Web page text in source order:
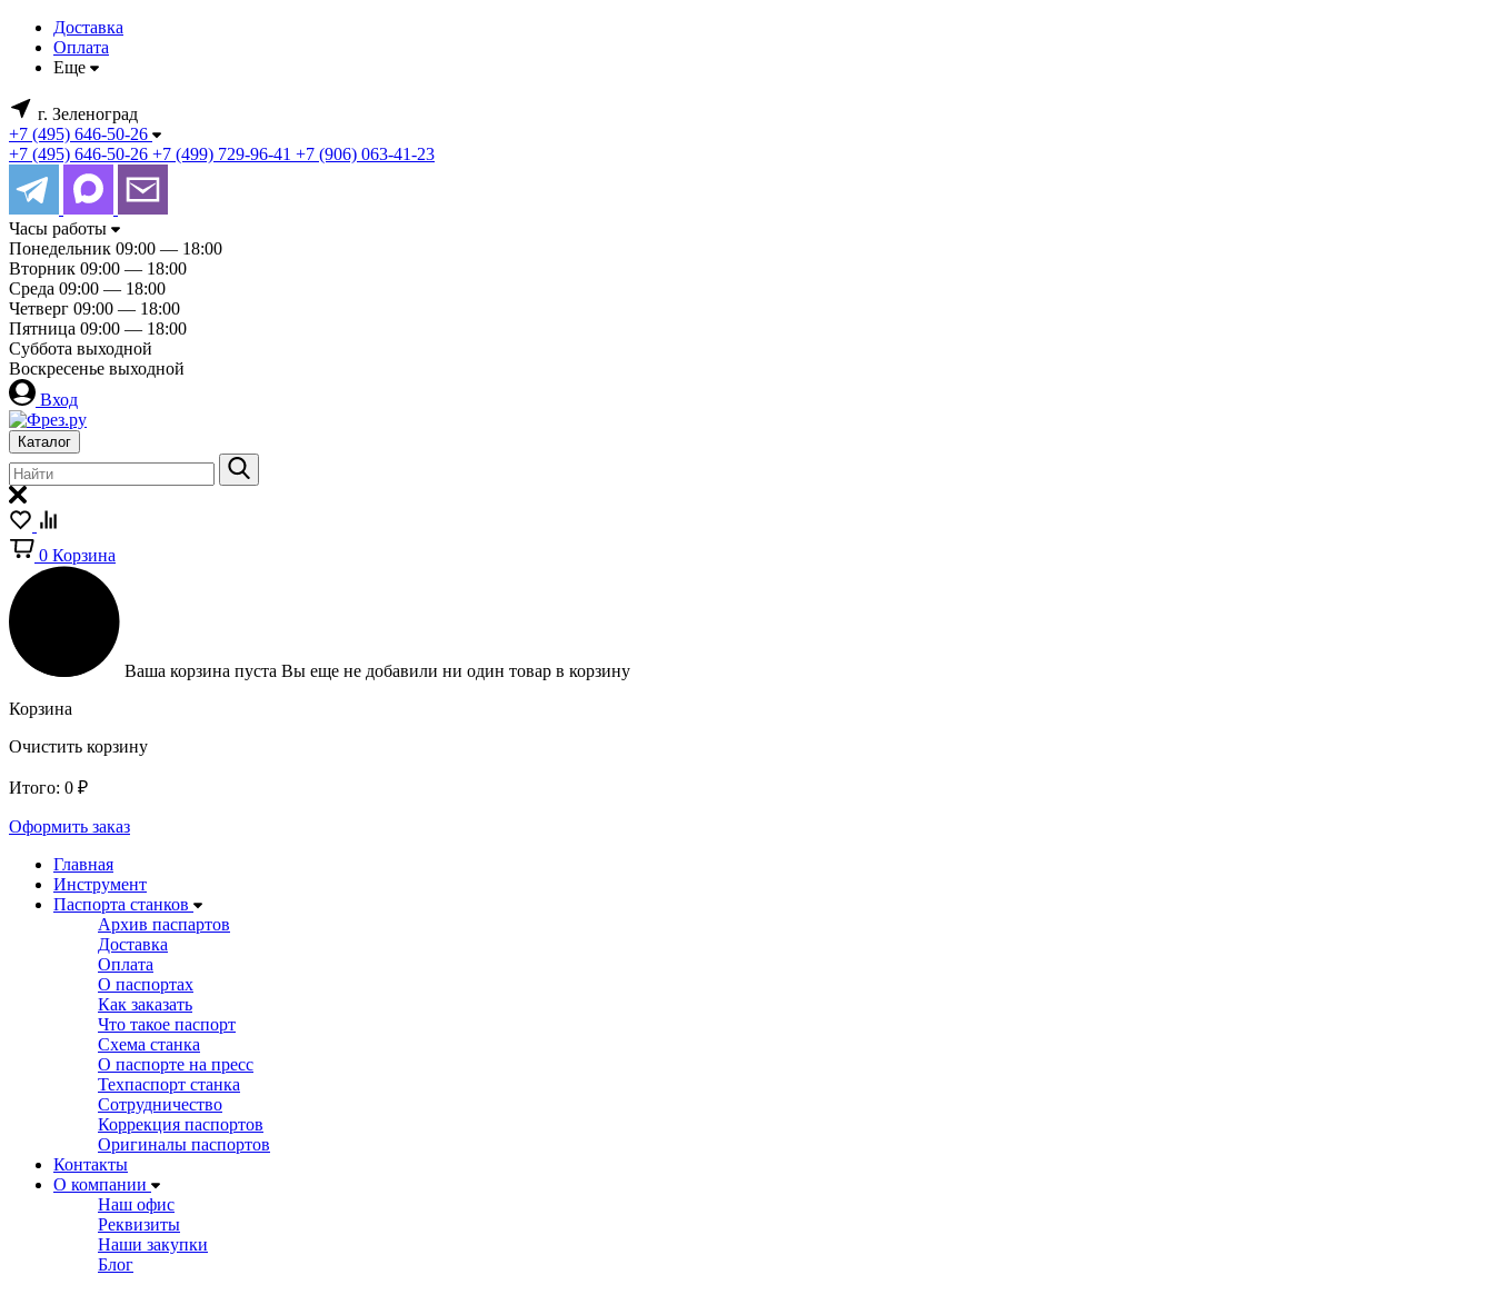
Доставка
Оплата
Еще
г. Зеленоград
+7 (495) 646-50-26
+7 (495) 646-50-26 +7 (499) 729-96-41 +7 (906) 063-41-23
Часы работы
Понедельник 09:00 — 18:00
Вторник 09:00 — 18:00
Среда 09:00 — 18:00
Четверг 09:00 — 18:00
Пятница 09:00 — 18:00
Суббота выходной
Воскресенье выходной
Вход
Каталог
0 Корзина
Ваша корзина пуста Вы еще не добавили ни один товар в корзину
Корзина
Очистить корзину
Итого: 0 ₽
Оформить заказ
Главная
Инструмент
Паспорта станков
Архив паспартов
Доставка
Оплата
О паспортах
Как заказать
Что такое паспорт
Схема станка
О паспорте на пресс
Техпаспорт станка
Сотрудничество
Коррекция паспортов
Оригиналы паспортов
Контакты
О компании
Наш офис
Реквизиты
Наши закупки
Блог